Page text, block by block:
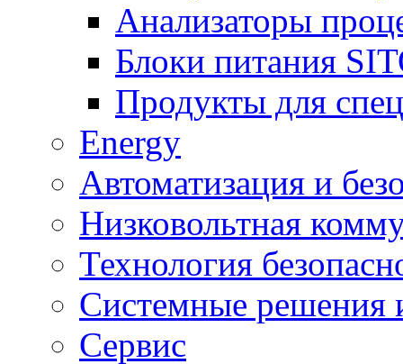
Анализаторы
Блоки питания
Продукты для
Energy
Автоматизация и
Низковольтная
Технология
Системные решения
Сервис